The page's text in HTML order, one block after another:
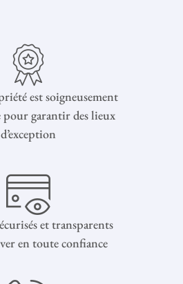
est soigneusement
pour garantir des lieux
d’exception
et transparents
en toute confiance